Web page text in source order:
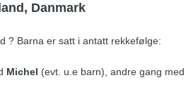
Danmark
? Barna er satt i antatt rekkefølge:
Michel (evt. u.e barn), andre gang